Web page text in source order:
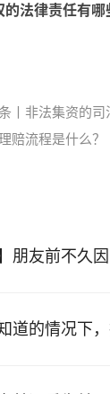
的法律责任有哪
丨非法集资的司
赔流程是什么？
朋友前不久
道的情况下